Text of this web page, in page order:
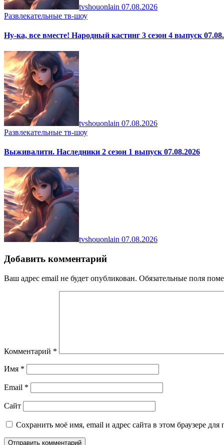
tvshouonlain 07.08.2026
Развлекательные тв-шоу
Ну-ка, все вместе! Народный кастинг 3 сезон 4 выпуск
tvshouonlain 07.08.2026
Развлекательные тв-шоу
Выживалити. Наследники 2 сезон 1 выпуск 07.08.2026
tvshouonlain 07.08.2026
Добавить комментарий
Ваш адрес email не будет опубликован. Обязательные поля
Комментарий *
Имя *
Email *
Сайт
Сохранить моё имя, email и адрес сайта в этом браузере